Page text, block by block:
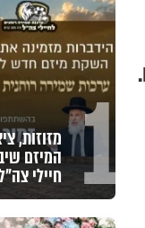
1 מזוזות,
המיזם
חיילי